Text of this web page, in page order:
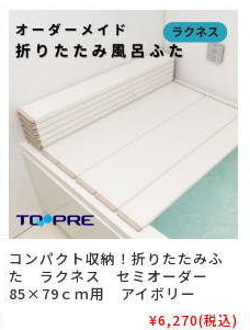
コンパクト収納！折りたたみふ
た ラクネス セミオーダー
85×79ｃｍ用 アイボリー
¥6,270(税込)